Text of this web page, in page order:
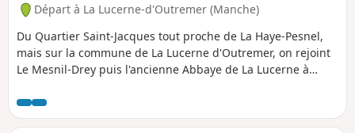
Départ à La Lucerne-d'Outremer (Manche)
Du Quartier Saint-Jacques tout proche de La Haye-Pesnel,
mais sur la commune de La Lucerne d'Outremer, on rejoint
Le Mesnil-Drey puis l'ancienne Abbaye de La Lucerne à
bocage de La Rochelle-Normande, on retrouve le parking
du Pelotin sur l'emplacement de l'ancienne gare.